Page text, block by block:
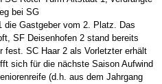
bei SG
die Gastgeber vom 2. Platz. Das
SF Deisenhofen 2 stand bereits
fest. SC Haar 2 als Vorletzter erhält
sich für die nächste Saison Aufwind
(d.h. aus dem Jahrgang